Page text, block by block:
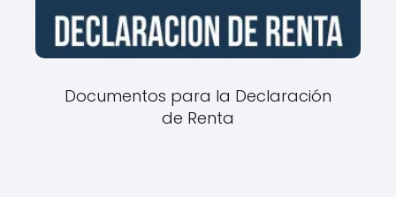
Documentos para la Declaración
de Renta